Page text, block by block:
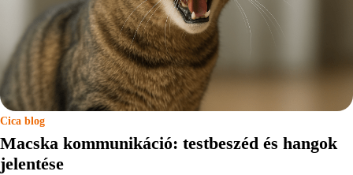
Cica blog
Macska kommunikáció: testbeszéd és hangok
jelentése